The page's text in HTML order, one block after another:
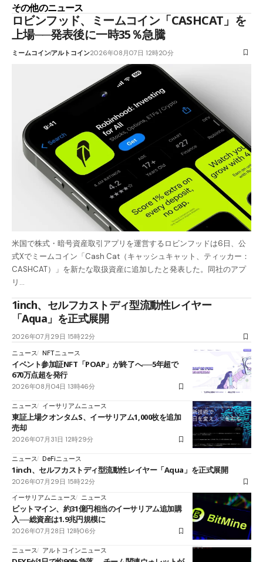
その他のニュース
ロビンフッド、ミームコイン「CASHCAT」を
上場──発表後に一時35％急騰
ミームコインアルトコイン2026年08月07日 12時20分
米国で株式・暗号資産取引アプリを運営するロビンフッドは6日、公
式Xでミームコイン「Cash Cat（キャッシュキャット、ティッカー：
CASHCAT）」を新たな取扱資産に追加したと発表した。同社のアプ
リ…
1inch、セルフカストディ型流動性レイヤー
「Aqua」を正式展開
2026年07月29日 15時22分
ニュース NFTニュース
イベント参加証NFT「POAP」が終了へ──5年超で
670万点超を発行
2026年08月04日 13時46分
ニュース イーサリアムニュース
東証上場クオンタムS、イーサリアム1,000枚を追加
売却
2026年07月31日 12時29分
ニュース DeFiニュース
1inch、セルフカストディ型流動性レイヤー「Aqua」を正式展開
2026年07月29日 15時22分
イーサリアムニュース
ニュース
ビットマイン、約31億円相当のイーサリアム追加購
入──総資産は1.9兆円規模に
2026年07月28日 12時06分
ニュース アルトコインニュース